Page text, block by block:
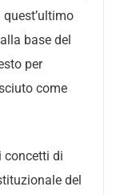
quest’ultimo
base del
per
come
concetti di
del